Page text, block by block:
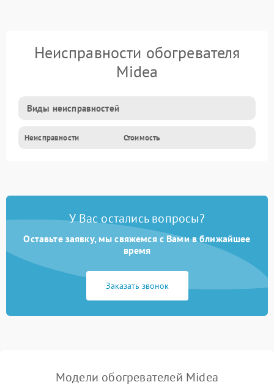
Неисправности обогревателя
Midea
Виды неисправностей
Неисправности Стоимость
У Вас остались вопросы?
Оставьте заявку, мы свяжемся с Вами в ближайшее
время
Заказать звонок
Модели обогревателей Midea